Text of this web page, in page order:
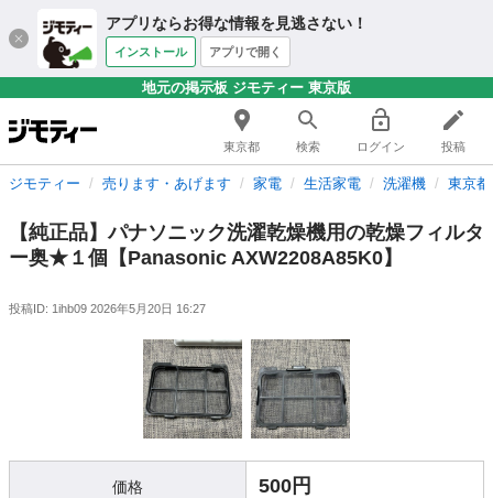
アプリならお得な情報を見逃さない！
インストール アプリで開く
地元の掲示板 ジモティー 東京版
東京都 検索 ログイン 投稿
ジモティー 売ります・あげます 家電 生活家電 洗濯機 東京
【純正品】パナソニック洗濯乾燥機用の乾燥フィルタ
ー奥★１個【Panasonic AXW2208A85K0】
投稿ID: 1ihb09 2026年5月20日 16:27
価格 500円